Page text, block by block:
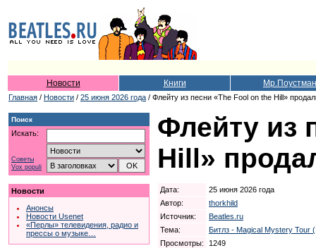
Новости Книги Мр.Поустман
Главная / Новости / 25 июня 2026 года / Флейту из песни «The Fool on the Hill»
Поиск
Искать:
Советы
Vox populi
Новости
Анонсы
Новости Usenet
«Перлы» телевидения, радио и
прессы о музыке…
Флейту из
Hill»
Дата:
25 июня 2026 года
Автор:
thorkhild
Источник:
Beatles.ru
Тема:
Битлз - Magical Mystery Tour
Просмотры:
1249